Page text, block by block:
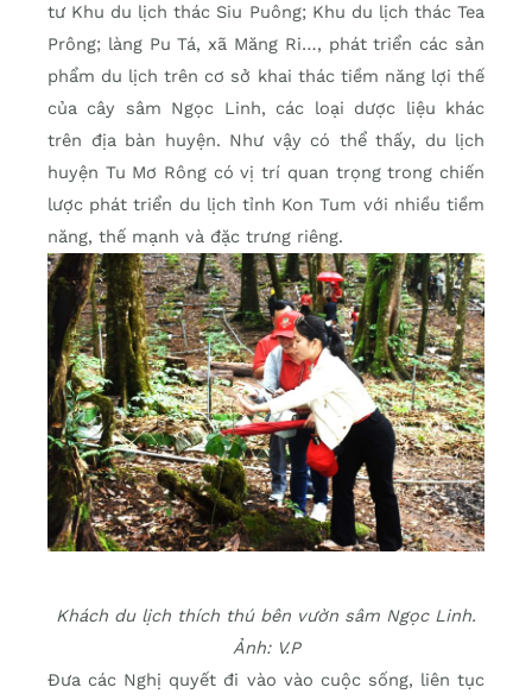
tư Khu du lịch thác Siu Puông; Khu du lịch thác Tea
Prông; làng Pu Tá, xã Măng Ri…, phát triển các sản
phẩm du lịch trên cơ sở khai thác tiềm năng lợi thế
của cây sâm Ngọc Linh, các loại dược liệu khác
trên địa bàn huyện. Như vậy có thể thấy, du lịch
huyện Tu Mơ Rông có vị trí quan trọng trong chiến
lược phát triển du lịch tỉnh Kon Tum với nhiều tiềm
năng, thế mạnh và đặc trưng riêng.
Khách du lịch thích thú bên vườn sâm Ngọc Linh.
Ảnh: V.P
Đưa các Nghị quyết đi vào vào cuộc sống, liên tục